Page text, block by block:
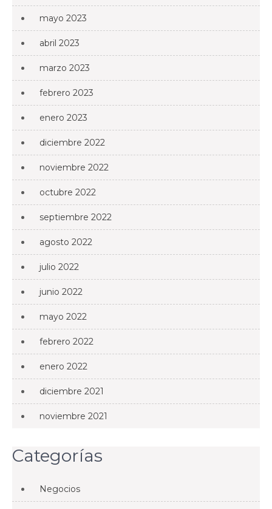
mayo 2023
abril 2023
marzo 2023
febrero 2023
enero 2023
diciembre 2022
noviembre 2022
octubre 2022
septiembre 2022
agosto 2022
julio 2022
junio 2022
mayo 2022
febrero 2022
enero 2022
diciembre 2021
noviembre 2021
Categorías
Negocios